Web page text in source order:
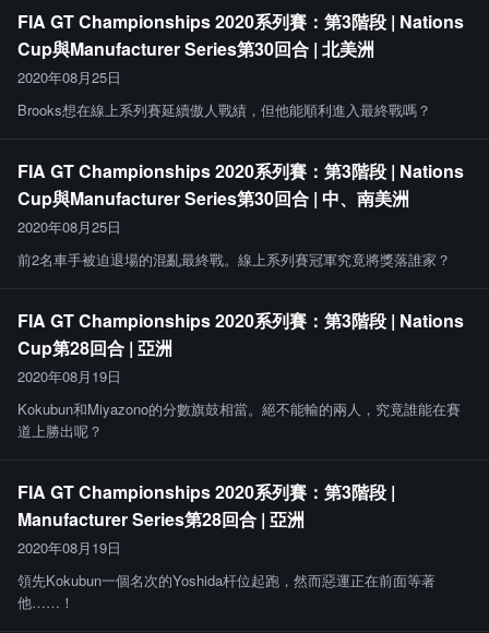
FIA GT Championships 2020系列賽：第3階段 | Nations
Cup與Manufacturer Series第30回合 | 北美洲
2020年08月25日
Brooks想在線上系列賽延續傲人戰績，但他能順利進入最終戰嗎？
FIA GT Championships 2020系列賽：第3階段 | Nations
Cup與Manufacturer Series第30回合 | 中、南美洲
2020年08月25日
前2名車手被迫退場的混亂最終戰。線上系列賽冠軍究竟將獎落誰家？
FIA GT Championships 2020系列賽：第3階段 | Nations
Cup第28回合 | 亞洲
2020年08月19日
Kokubun和Miyazono的分數旗鼓相當。絕不能輸的兩人，究竟誰能在賽
道上勝出呢？
FIA GT Championships 2020系列賽：第3階段 |
Manufacturer Series第28回合 | 亞洲
2020年08月19日
領先Kokubun一個名次的Yoshida杆位起跑，然而惡運正在前面等著
他……！